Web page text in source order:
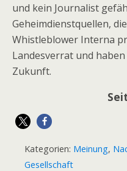
und kein Journalist
Geheimdienstquellen,
Whistleblower Interna
Landesverrat und
Zukunft.
Kategorien: Meinung,
Gesellschaft